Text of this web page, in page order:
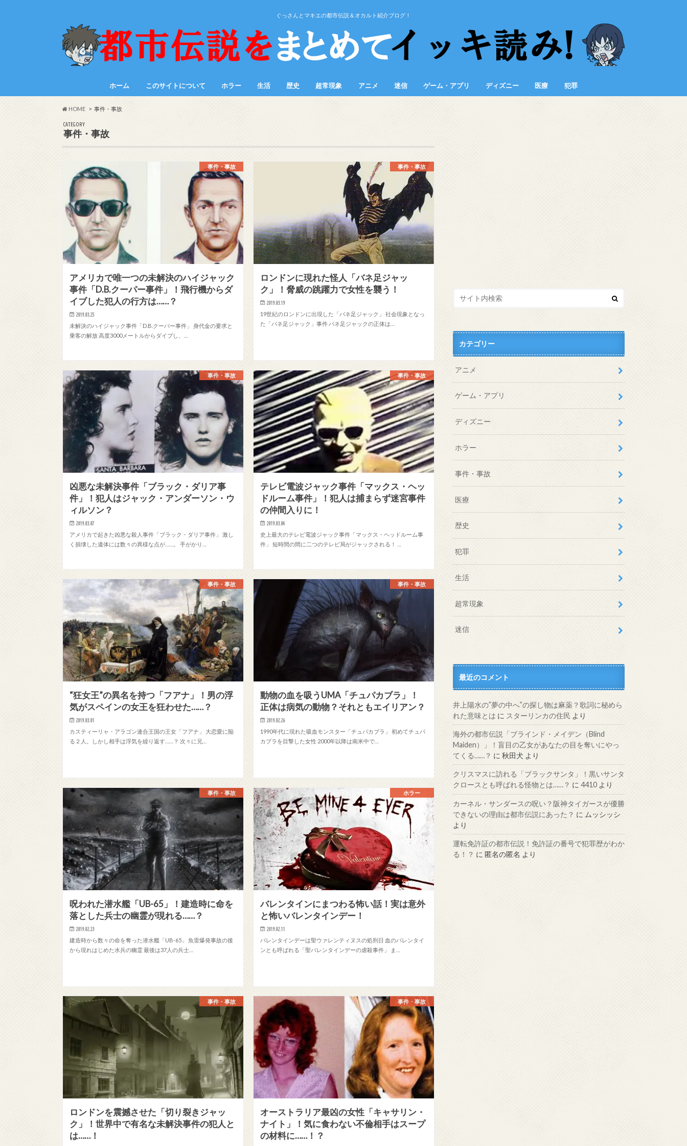
ぐっさんとマキエの都市伝説＆オカルト紹介ブログ！
ホーム このサイトについて ホラー 生活 歴史 超常現象 アニメ 迷信 ゲーム・アプリ ディズニー 医療 犯罪
HOME 事件・事故
CATEGORY
事件・事故
事件・事故
アメリカで唯一つの未解決のハイジャック
事件「D.B.クーパー事件」！飛行機からダ
イブした犯人の行方は……？
2019.03.25
未解決のハイジャック事件「D.B.クーパー事件」 身代金の要求と
乗客の解放 高度3000メートルからダイブし、…
事件・事故
ロンドンに現れた怪人「バネ足ジャッ
ク」！脅威の跳躍力で女性を襲う！
2019.03.19
19世紀のロンドンに出現した「バネ足ジャック」 社会現象となっ
た「バネ足ジャック」事件 バネ足ジャックの正体は…
事件・事故
凶悪な未解決事件「ブラック・ダリア事
件」！犯人はジャック・アンダーソン・ウ
ィルソン？
2019.03.07
アメリカで起きた凶悪な殺人事件「ブラック・ダリア事件」 激し
く損壊した遺体には数々の異様な点が……。 手がかり…
事件・事故
テレビ電波ジャック事件「マックス・ヘッ
ドルーム事件」！犯人は捕まらず迷宮事件
の仲間入りに！
2019.03.04
史上最大のテレビ電波ジャック事件「マックス・ヘッドルーム事
件」 短時間の間に二つのテレビ局がジャックされる！ …
事件・事故
“狂女王”の異名を持つ「フアナ」！男の浮
気がスペインの女王を狂わせた……？
2019.03.01
カスティーリャ・アラゴン連合王国の王女「フアナ」 大恋愛に陥
る２人。しかし相手は浮気を繰り返す……？ 次々に兄…
事件・事故
動物の血を吸うUMA「チュパカブラ」！
正体は病気の動物？それともエイリアン？
2019.02.26
1990年代に現れた吸血モンスター「チュパカブラ」 初めてチュパ
カブラを目撃した女性 2000年以降は南米中で…
事件・事故
呪われた潜水艦「UB-65」！建造時に命を
落とした兵士の幽霊が現れる……？
2019.02.23
建造時から数々の命を奪った潜水艦「UB-65」 魚雷爆発事故の後
から現れはじめた水兵の幽霊 最後は37人の兵士…
ホラー
バレンタインにまつわる怖い話！実は意外
と怖いバレンタインデー！
2019.02.11
バレンタインデーは聖ウァレンティヌスの処刑日 血のバレンタイ
ンとも呼ばれる「聖バレンタインデーの虐殺事件」 ま…
事件・事故
ロンドンを震撼させた「切り裂きジャッ
ク」！世界中で有名な未解決事件の犯人と
は……！
事件・事故
オーストラリア最凶の女性「キャサリン・
ナイト」！気に食わない不倫相手はスープ
の材料に……！？
カテゴリー
アニメ
ゲーム・アプリ
ディズニー
ホラー
事件・事故
医療
歴史
犯罪
生活
超常現象
迷信
最近のコメント
井上陽水の”夢の中へ”の探し物は麻薬？歌詞に秘めら
れた意味とは に スターリンカの住民 より
海外の都市伝説「ブラインド・メイデン（Blind
Maiden）」！盲目の乙女があなたの目を奪いにやっ
てくる……？ に 秋田犬 より
クリスマスに訪れる「ブラックサンタ」！黒いサンタ
クロースとも呼ばれる怪物とは……？ に 4410 より
カーネル・サンダースの呪い？阪神タイガースが優勝
できないの理由は都市伝説にあった？ に ムッシッシ
より
運転免許証の都市伝説！免許証の番号で犯罪歴がわか
る！？ に 匿名の匿名 より